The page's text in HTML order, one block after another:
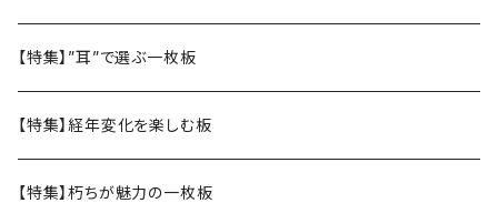
【特集】”耳”で選ぶ一枚板
【特集】経年変化を楽しむ板
【特集】朽ちが魅力の一枚板